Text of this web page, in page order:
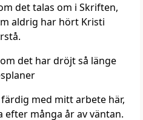
det talas om i Skriften,
aldrig har hört Kristi
det har dröjt så länge
med mitt arbete här,
många år av väntan.